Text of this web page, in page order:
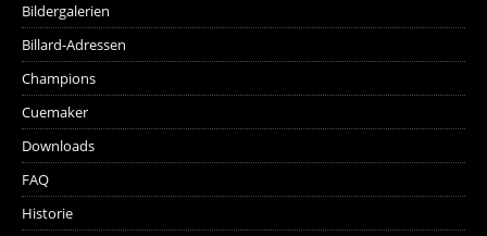
Bildergalerien
Billard-Adressen
Champions
Cuemaker
Downloads
FAQ
Historie